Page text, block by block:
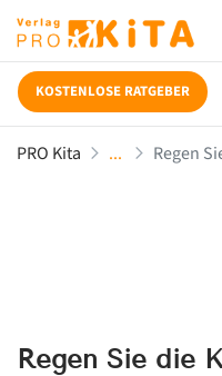
KOSTENLOSE RATGEBER
PRO Kita Regen
Regen Sie die